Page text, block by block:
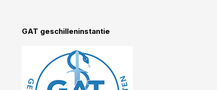
GAT geschilleninstantie